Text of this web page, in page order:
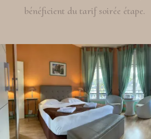
bénéficient du tarif soirée étape.